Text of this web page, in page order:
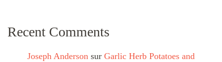
Recent Comments
Joseph Anderson sur Garlic Herb Potatoes and